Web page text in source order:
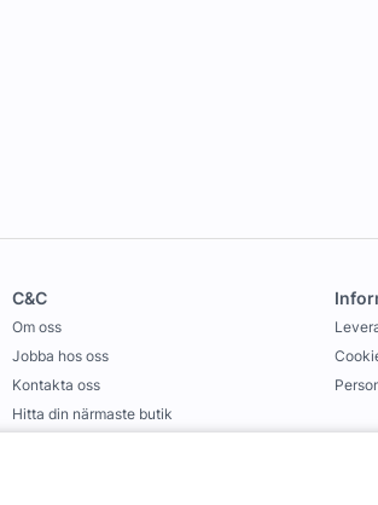
C&C
Om oss
Jobba hos oss
Kontakta oss
Hitta din närmaste butik